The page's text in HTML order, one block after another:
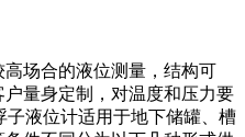
场合的液位测量，结构可
量身定制，对温度和压力要
子液位计适用于地下储罐、槽